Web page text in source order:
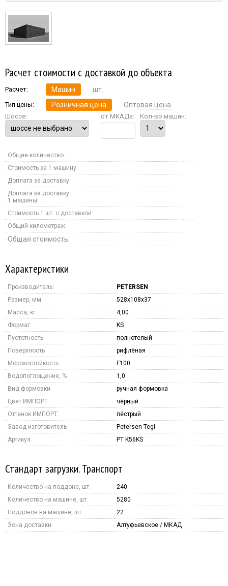
Расчет стоимости с доставкой до объекта
Расчет: Машин шт.
Тип цены: Розничная цена Оптовая цена
Шоссе: от МКАДа: Кол-во машин:
Общее количество:
Стоимость за 1 машину:
Доплата за доставку:
Доплата за доставку
1 машины:
Стоимость 1 шт. с доставкой:
Общий километраж:
Общая стоимость:
Характеристики
Производитель:
PETERSEN
Размер, мм
528x108x37
Масса, кг
4,00
Формат
KS
Пустотность
полнотелый
Поверхность
рифлёная
Морозостойкость
F100
Водопоглощение, %
1,0
Вид формовки
ручная формовка
Цвет ИМПОРТ
чёрный
Оттенок ИМПОРТ
пёстрый
Завод изготовитель
Petersen Tegl
Артикул
PT K56KS
Стандарт загрузки. Транспорт
Количество на поддоне, шт.
240
Количество на машине, шт.
5280
Поддонов на машине, шт.
22
Зона доставки:
Алтуфьевское / МКАД